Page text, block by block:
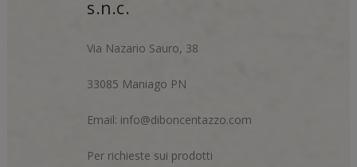
s.n.c.
Via Nazario Sauro, 38
33085 Maniago PN
Email: info@diboncentazzo.com
Per richieste sui prodotti